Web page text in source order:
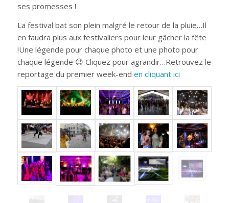
ses promesses !
La festival bat son plein malgré le retour de la pluie…Il
en faudra plus aux festivaliers pour leur gâcher la fête
!Une légende pour chaque photo et une photo pour
chaque légende 😉 Cliquez pour agrandir…Retrouvez le
reportage du premier week-end en cliquant ici